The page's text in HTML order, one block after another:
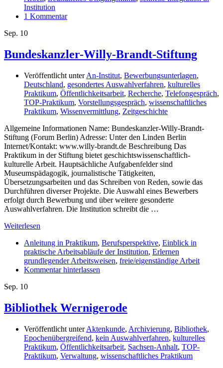
Institution
1 Kommentar
Sep. 10
Bundeskanzler-Willy-Brandt-Stiftung
Veröffentlicht unterAn-Institut, Bewerbungsunterlagen,
Deutschland, gesondertes Auswahlverfahren, kulturelles
Praktikum, Öffentlichkeitsarbeit, Recherche, Telefongespräch,
TOP-Praktikum, Vorstellungsgespräch, wissenschaftliches
Praktikum, Wissenvermittlung, Zeitgeschichte
Allgemeine Informationen Name: Bundeskanzler-Willy-Brandt-
Stiftung (Forum Berlin) Adresse: Unter den Linden Berlin
Internet/Kontakt: www.willy-brandt.de Beschreibung Das
Praktikum in der Stiftung bietet geschichtswissenschaftlich-
kulturelle Arbeit. Hauptsächliche Aufgabenfelder sind
Museumspädagogik, journalistische Tätigkeiten,
Übersetzungsarbeiten und das Schreiben von Reden, sowie das
Durchführen diverser Projekte. Die Auswahl eines Bewerbers
erfolgt durch Bewerbung und über weitere gesonderte
Auswahlverfahren. Die Institution schreibt die …
Weiterlesen
Anleitung in Praktikum, Berufsperspektive, Einblick in
praktische Arbeitsabläufe der Institution, Erlernen
grundlegender Arbeitsweisen, freie/eigenständige Arbeit
Kommentar hinterlassen
Sep. 10
Bibliothek Wernigerode
Veröffentlicht unterAktenkunde, Archivierung, Bibliothek,
Epochenübergreifend, kein Auswahlverfahren, kulturelles
Praktikum, Öffentlichkeitsarbeit, Sachsen-Anhalt, TOP-
Praktikum, Verwaltung, wissenschaftliches Praktikum